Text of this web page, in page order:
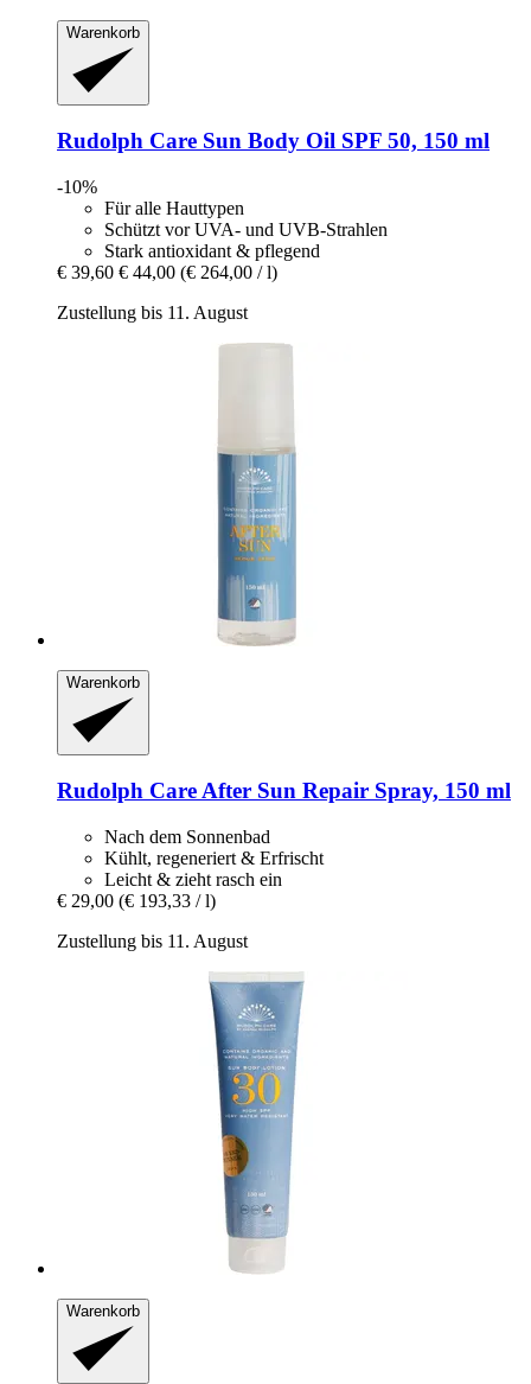
Warenkorb
Rudolph Care Sun Body Oil SPF 50, 150 ml
-10%
Für alle Hauttypen
Schützt vor UVA- und UVB-Strahlen
Stark antioxidant & pflegend
€ 39,60 € 44,00 (€ 264,00 / l)
Zustellung bis 11. August
Warenkorb
Rudolph Care After Sun Repair Spray, 150 ml
Nach dem Sonnenbad
Kühlt, regeneriert & Erfrischt
Leicht & zieht rasch ein
€ 29,00 (€ 193,33 / l)
Zustellung bis 11. August
Warenkorb